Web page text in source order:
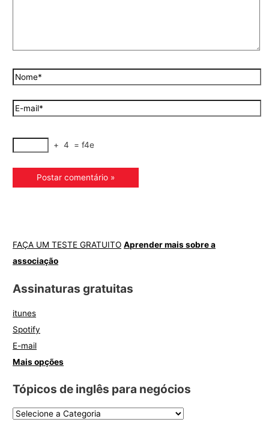
+ 4 = f4e
FAÇA UM TESTE GRATUITO Aprender mais sobre a
associação
Assinaturas gratuitas
itunes
Spotify
E-mail
Mais opções
Tópicos de inglês para negócios